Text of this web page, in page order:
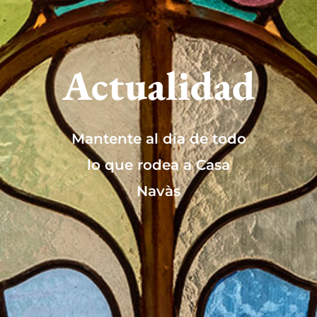
Actualidad
Mantente al día de todo
lo que rodea a Casa
Navàs